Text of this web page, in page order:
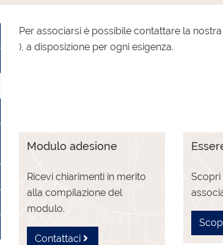
Per associarsi è possibile contattare la
), a disposizione per ogni esigenza.
Modulo adesione
Ricevi chiarimenti in merito
alla compilazione del
modulo.
Contattaci
Scopri